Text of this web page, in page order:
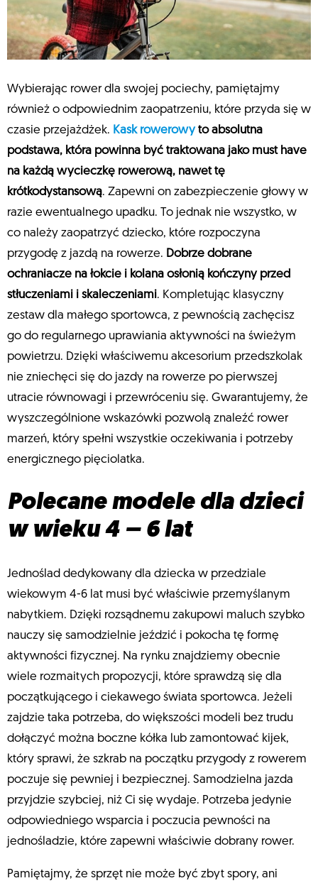
Wybierając rower dla swojej pociechy, pamiętajmy
również o odpowiednim zaopatrzeniu, które przyda się w
czasie przejażdżek. Kask rowerowyto absolutna
podstawa, która powinna być traktowana jako must have
na każdą wycieczkę rowerową, nawet tę
krótkodystansową. Zapewni on zabezpieczenie głowy w
razie ewentualnego upadku. To jednak nie wszystko, w
co należy zaopatrzyć dziecko, które rozpoczyna
przygodę z jazdą na rowerze. Dobrze dobrane
ochraniacze na łokcie i kolana osłonią kończyny przed
stłuczeniami i skaleczeniami. Kompletując klasyczny
zestaw dla małego sportowca, z pewnością zachęcisz
go do regularnego uprawiania aktywności na świeżym
powietrzu. Dzięki właściwemu akcesorium przedszkolak
nie zniechęci się do jazdy na rowerze po pierwszej
utracie równowagi i przewróceniu się. Gwarantujemy, że
wyszczególnione wskazówki pozwolą znaleźć rower
marzeń, który spełni wszystkie oczekiwania i potrzeby
energicznego pięciolatka.
Polecane modele dla dzieci
w wieku 4 – 6 lat
Jednoślad dedykowany dla dziecka w przedziale
wiekowym 4-6 lat musi być właściwie przemyślanym
nabytkiem. Dzięki rozsądnemu zakupowi maluch szybko
nauczy się samodzielnie jeździć i pokocha tę formę
aktywności fizycznej. Na rynku znajdziemy obecnie
wiele rozmaitych propozycji, które sprawdzą się dla
początkującego i ciekawego świata sportowca. Jeżeli
zajdzie taka potrzeba, do większości modeli bez trudu
dołączyć można boczne kółka lub zamontować kijek,
który sprawi, że szkrab na początku przygody z rowerem
poczuje się pewniej i bezpiecznej. Samodzielna jazda
przyjdzie szybciej, niż Ci się wydaje. Potrzeba jedynie
odpowiedniego wsparcia i poczucia pewności na
jednośladzie, które zapewni właściwie dobrany rower.
Pamiętajmy, że sprzęt nie może być zbyt spory, ani